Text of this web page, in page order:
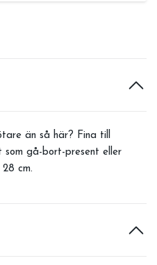
än så här? Fina till
som gå-bort-present eller
cm.